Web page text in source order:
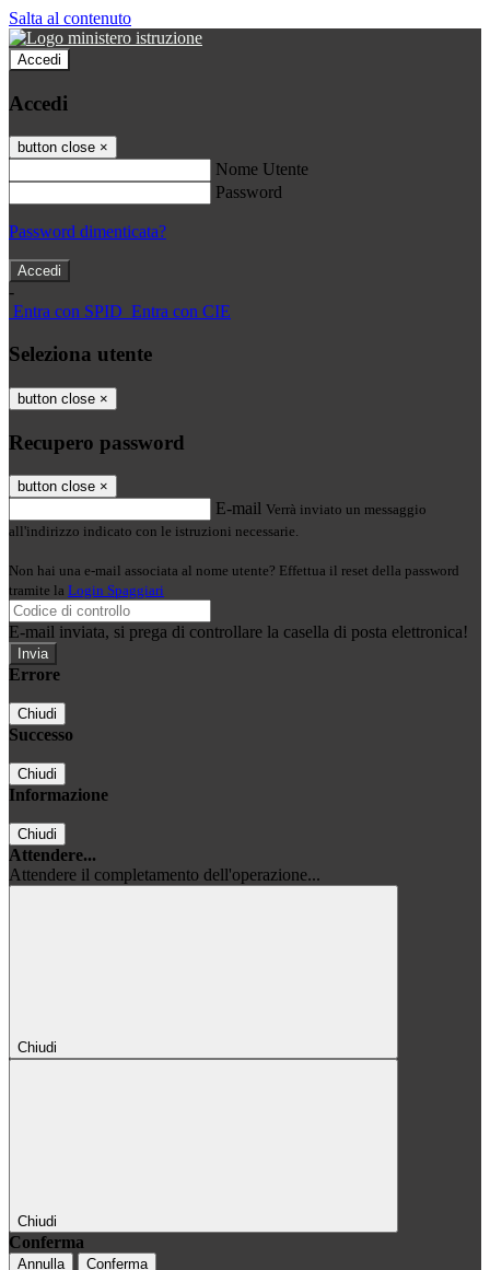
Salta al contenuto
Accedi
Accedi
button close ×
Nome Utente
Password
Password dimenticata?
-
Entra con SPID Entra con CIE
Seleziona utente
button close ×
Recupero password
button close ×
E-mail Verrà inviato un messaggio
all'indirizzo indicato con le istruzioni necessarie.
Non hai una e-mail associata al nome utente? Effettua il reset della password
tramite la Login Spaggiari
E-mail inviata, si prega di controllare la casella di posta elettronica!
Errore
Chiudi
Successo
Chiudi
Informazione
Chiudi
Attendere...
Attendere il completamento dell'operazione...
Chiudi
Chiudi
Conferma
Annulla Conferma